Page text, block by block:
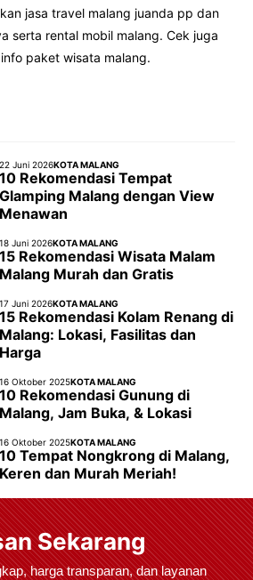
jasa travel malang juanda pp dan
serta rental mobil malang. Cek juga
paket wisata malang.
22 Juni 2026KOTA MALANG
10 Rekomendasi Tempat
Glamping Malang dengan View
Menawan
18 Juni 2026KOTA MALANG
15 Rekomendasi Wisata Malam
Malang Murah dan Gratis
17 Juni 2026KOTA MALANG
15 Rekomendasi Kolam Renang di
Malang: Lokasi, Fasilitas dan
Harga
16 Oktober 2025KOTA MALANG
10 Rekomendasi Gunung di
Malang, Jam Buka, & Lokasi
16 Oktober 2025KOTA MALANG
10 Tempat Nongkrong di Malang,
Keren dan Murah Meriah!
Sekarang
harga transparan, dan layanan